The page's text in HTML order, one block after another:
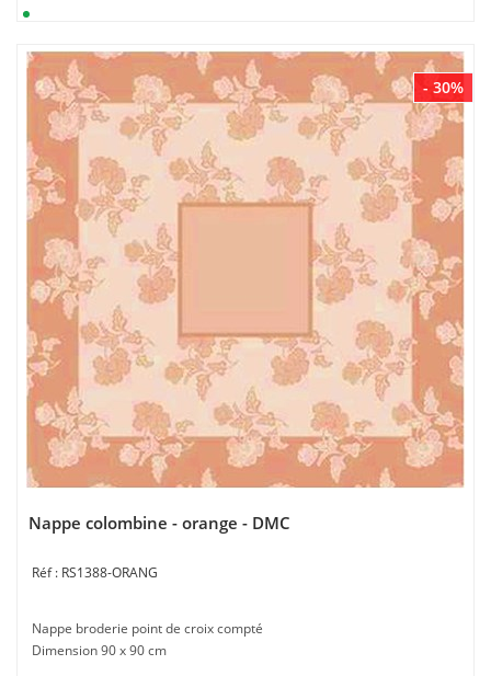
- 30%
Nappe colombine - orange - DMC
RS1388-ORANG
Nappe broderie point de croix compté
Dimension 90 x 90 cm